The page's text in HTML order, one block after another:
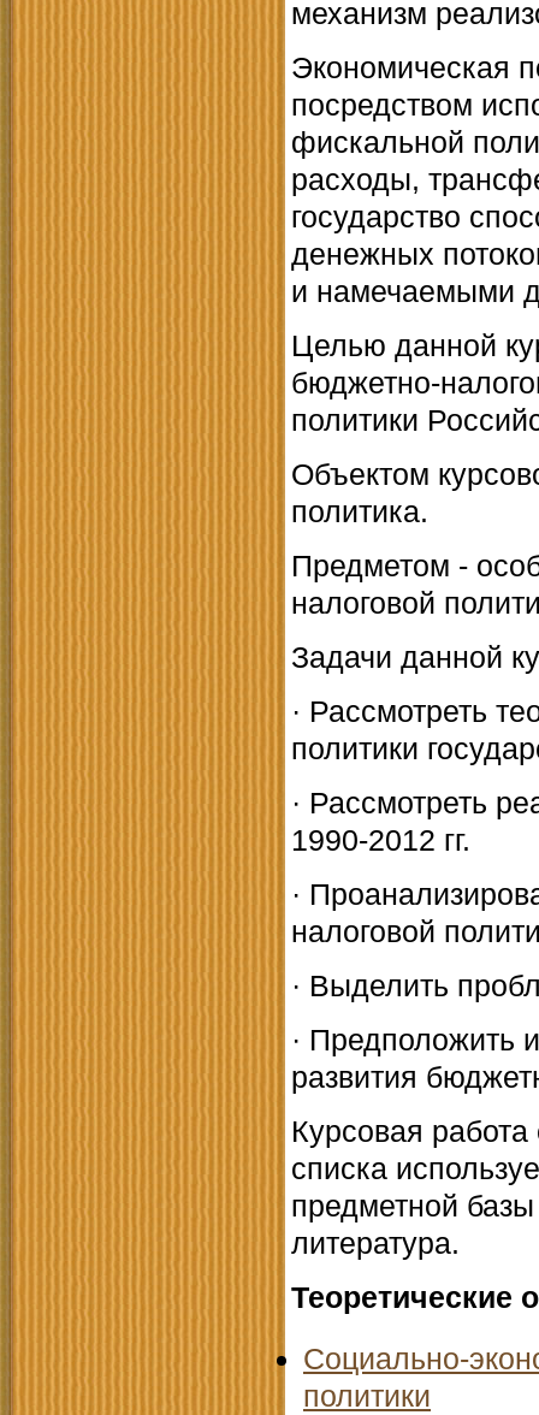
механизм
Экономическая
посредством
фискальной
расходы,
государство
денежных
и намечаемыми
Целью данной
бюджетно-
политики
Объектом
политика.
Предметом -
налоговой
Задачи данной
· Рассмотреть
политики
· Рассмотреть
1990-2012 гг.
·
налоговой
· Выделить
· Предположить
развития
Курсовая работа
списка
предметной
литература.
Теоретические
Социально-
политики